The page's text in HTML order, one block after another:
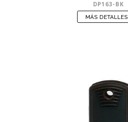
DP163-BK
MÁS DETALLES